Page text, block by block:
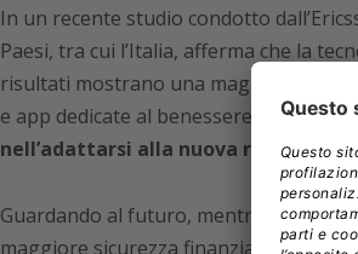
In un recente studio condotto
Paesi, tra cui l’Italia, afferma che la
risultati mostrano una maggiore
e app dedicate al benessere, che,
nell’adattarsi alla nuova realtà.
Guardando al futuro, mentre il 57%
maggiore sicurezza finanziaria,un